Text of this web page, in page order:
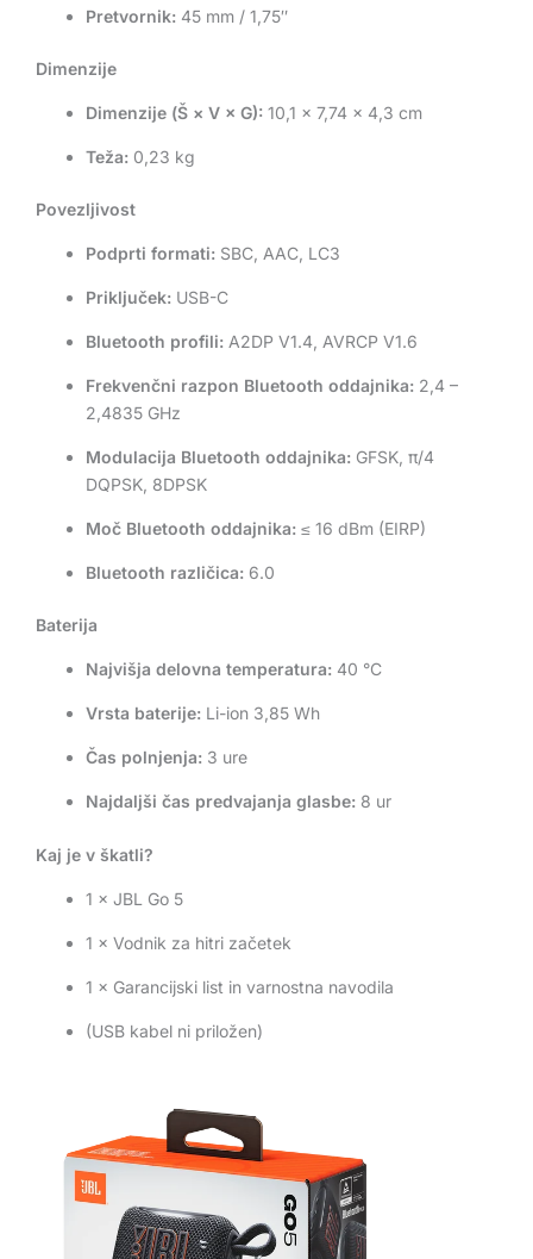
Pretvornik: 45 mm / 1,75″
Dimenzije
Dimenzije (Š × V × G): 10,1 × 7,74 × 4,3 cm
Teža: 0,23 kg
Povezljivost
Podprti formati: SBC, AAC, LC3
Priključek: USB-C
Bluetooth profili: A2DP V1.4, AVRCP V1.6
Frekvenčni razpon Bluetooth oddajnika: 2,4 –
2,4835 GHz
Modulacija Bluetooth oddajnika: GFSK, π/4
DQPSK, 8DPSK
Moč Bluetooth oddajnika: ≤ 16 dBm (EIRP)
Bluetooth različica: 6.0
Baterija
Najvišja delovna temperatura: 40 °C
Vrsta baterije: Li-ion 3,85 Wh
Čas polnjenja: 3 ure
Najdaljši čas predvajanja glasbe: 8 ur
Kaj je v škatli?
1 × JBL Go 5
1 × Vodnik za hitri začetek
1 × Garancijski list in varnostna navodila
(USB kabel ni priložen)